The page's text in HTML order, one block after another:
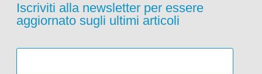
Iscriviti alla newsletter per essere
aggiornato sugli ultimi articoli